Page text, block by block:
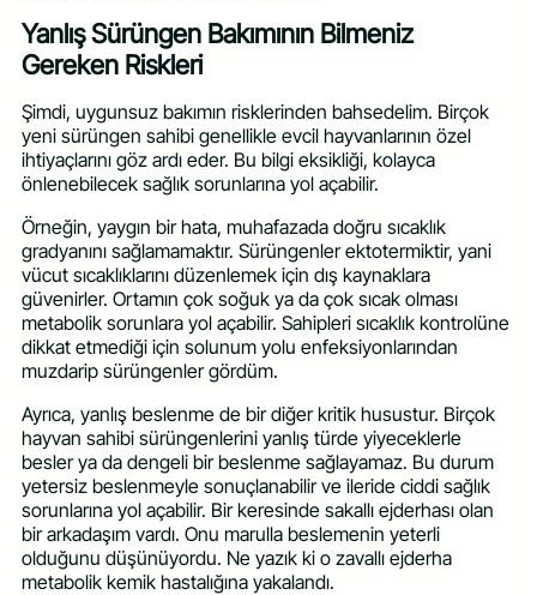
Yanlış Sürüngen Bakımının Bilmeniz
Gereken Riskleri
Şimdi, uygunsuz bakımın risklerinden bahsedelim. Birçok
yeni sürüngen sahibi genellikle evcil hayvanlarının özel
ihtiyaçlarını göz ardı eder. Bu bilgi eksikliği, kolayca
önlenebilecek sağlık sorunlarına yol açabilir.
Örneğin, yaygın bir hata, muhafazada doğru sıcaklık
gradyanını sağlamamaktır. Sürüngenler ektotermiktir, yani
vücut sıcaklıklarını düzenlemek için dış kaynaklara
güvenirler. Ortamın çok soğuk ya da çok sıcak olması
metabolik sorunlara yol açabilir. Sahipleri sıcaklık kontrolüne
dikkat etmediği için solunum yolu enfeksiyonlarından
muzdarip sürüngenler gördüm.
Ayrıca, yanlış beslenme de bir diğer kritik husustur. Birçok
hayvan sahibi sürüngenlerini yanlış türde yiyeceklerle
besler ya da dengeli bir beslenme sağlayamaz. Bu durum
yetersiz beslenmeyle sonuçlanabilir ve ileride ciddi sağlık
sorunlarına yol açabilir. Bir keresinde sakallı ejderhası olan
bir arkadaşım vardı. Onu marulla beslemenin yeterli
olduğunu düşünüyordu. Ne yazık ki o zavallı ejderha
metabolik kemik hastalığına yakalandı.